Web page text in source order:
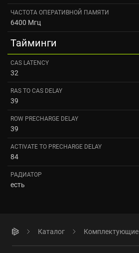
ЧАСТОТА ОПЕРАТИВНОЙ ПАМЯТИ
6400 Мгц
Тайминги
CAS LATENCY
32
RAS TO CAS DELAY
39
ROW PRECHARGE DELAY
39
ACTIVATE TO PRECHARGE DELAY
84
РАДИАТОР
есть
Каталог Комплектующие